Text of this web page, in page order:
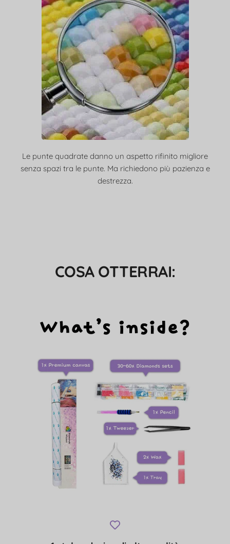
Le punte quadrate danno un aspetto rifinito migliore
senza spazi tra le punte. Ma richiedono più pazienza e
destrezza.
COSA OTTERRAI: